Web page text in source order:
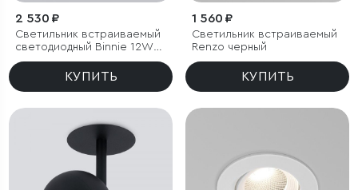
2 530 ₽
Светильник встраиваемый
светодиодный Binnie 12W
3000K белый
КУПИТЬ
1 560 ₽
Светильник встраиваемый
Renzo черный
КУПИТЬ